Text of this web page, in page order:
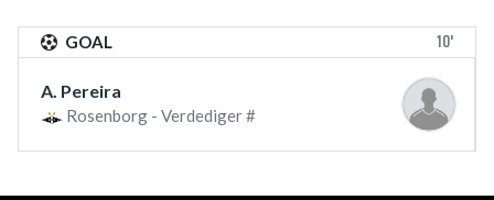
GOAL 10'
A. Pereira
Rosenborg - Verdediger #